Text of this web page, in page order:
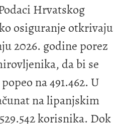
Hrvatskog
osiguranje otkrivaju
2026. godine porez
da bi se
na 491.462. U
na lipanjskim
korisnika. Dok